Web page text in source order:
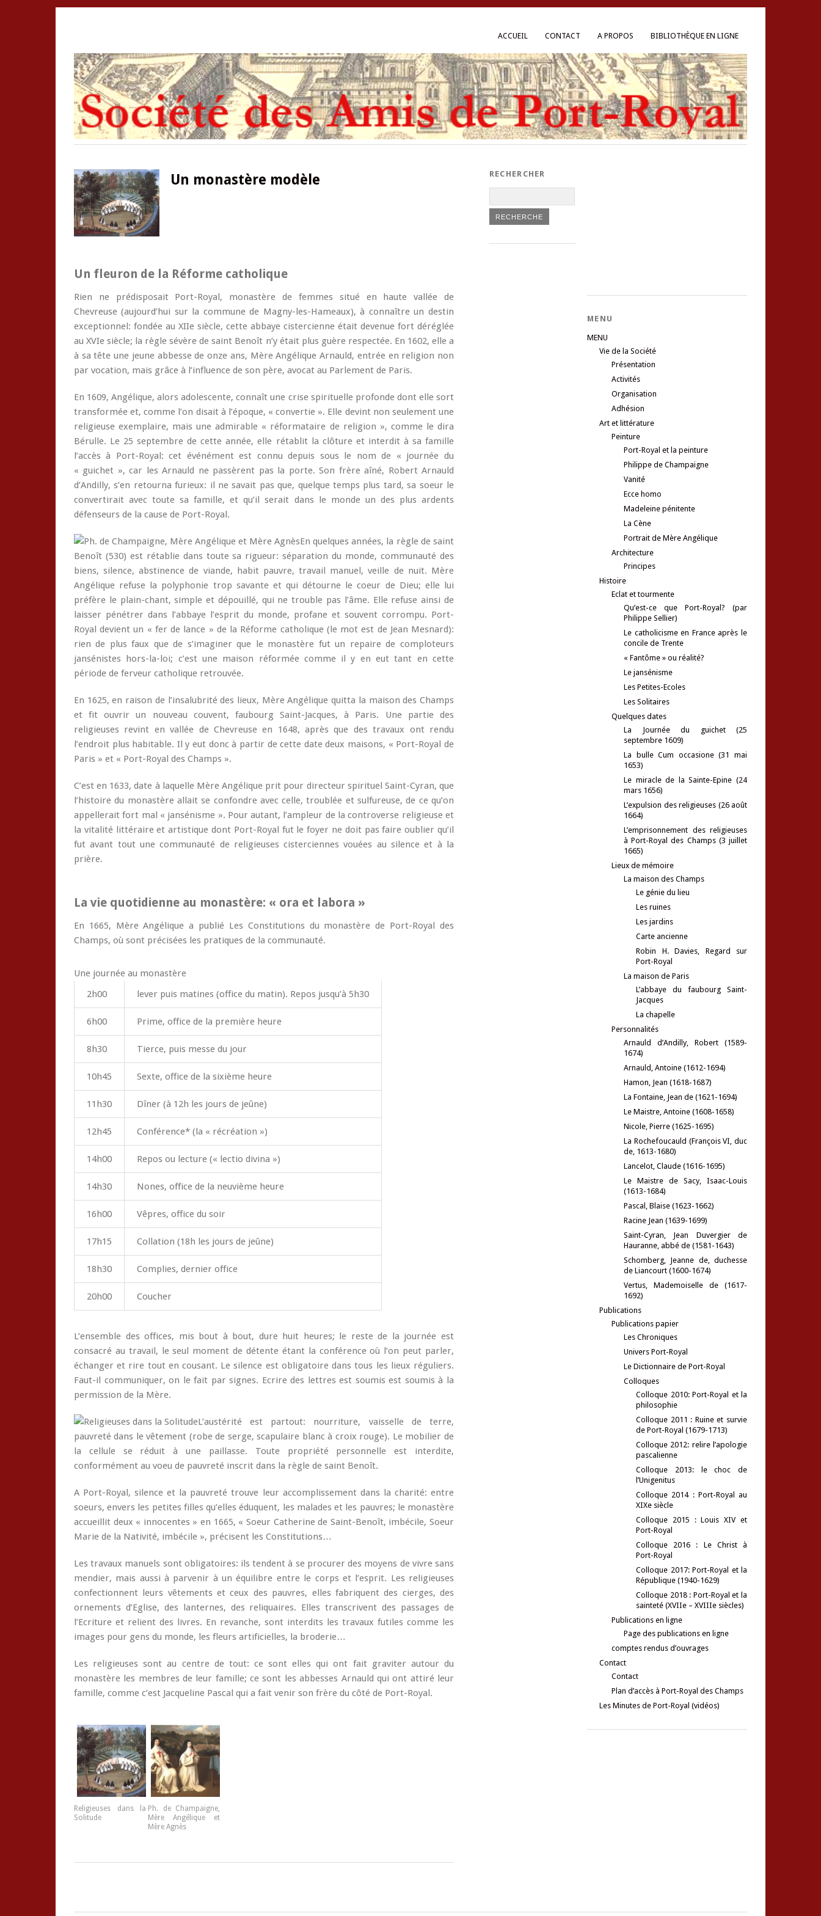
ACCUEIL CONTACT A PROPOS BIBLIOTHÈQUE EN LIGNE
Un monastère modèle
Un fleuron de la Réforme catholique
Rien ne prédisposait Port-Royal, monastère de femmes situé en haute vallée de
Chevreuse (aujourd’hui sur la commune de Magny-les-Hameaux), à connaître un destin
exceptionnel: fondée au XIIe siècle, cette abbaye cistercienne était devenue fort déréglée
au XVIe siècle; la règle sévère de saint Benoît n’y était plus guère respectée. En 1602, elle a
à sa tête une jeune abbesse de onze ans, Mère Angélique Arnauld, entrée en religion non
par vocation, mais grâce à l’influence de son père, avocat au Parlement de Paris.
En 1609, Angélique, alors adolescente, connaît une crise spirituelle profonde dont elle sort
transformée et, comme l’on disait à l’époque, « convertie ». Elle devint non seulement une
religieuse exemplaire, mais une admirable « réformataire de religion », comme le dira
Bérulle. Le 25 septembre de cette année, elle rétablit la clôture et interdit à sa famille
l’accès à Port-Royal: cet événément est connu depuis sous le nom de « journée du
« guichet », car les Arnauld ne passèrent pas la porte. Son frère aîné, Robert Arnauld
d’Andilly, s’en retourna furieux: il ne savait pas que, quelque temps plus tard, sa soeur le
convertirait avec toute sa famille, et qu’il serait dans le monde un des plus ardents
défenseurs de la cause de Port-Royal.
En quelques années, la règle de saint
Benoît (530) est rétablie dans toute sa rigueur: séparation du monde, communauté des
biens, silence, abstinence de viande, habit pauvre, travail manuel, veille de nuit. Mère
Angélique refuse la polyphonie trop savante et qui détourne le coeur de Dieu; elle lui
préfère le plain-chant, simple et dépouillé, qui ne trouble pas l’âme. Elle refuse ainsi de
laisser pénétrer dans l’abbaye l’esprit du monde, profane et souvent corrompu. Port-
Royal devient un « fer de lance » de la Réforme catholique (le mot est de Jean Mesnard):
rien de plus faux que de s’imaginer que le monastère fut un repaire de comploteurs
jansénistes hors-la-loi; c’est une maison réformée comme il y en eut tant en cette
période de ferveur catholique retrouvée.
En 1625, en raison de l’insalubrité des lieux, Mère Angélique quitta la maison des Champs
et fit ouvrir un nouveau couvent, faubourg Saint-Jacques, à Paris. Une partie des
religieuses revint en vallée de Chevreuse en 1648, après que des travaux ont rendu
l’endroit plus habitable. Il y eut donc à partir de cette date deux maisons, « Port-Royal de
Paris » et « Port-Royal des Champs ».
C’est en 1633, date à laquelle Mère Angélique prit pour directeur spirituel Saint-Cyran, que
l’histoire du monastère allait se confondre avec celle, troublée et sulfureuse, de ce qu’on
appellerait fort mal « jansénisme ». Pour autant, l’ampleur de la controverse religieuse et
la vitalité littéraire et artistique dont Port-Royal fut le foyer ne doit pas faire oublier qu’il
fut avant tout une communauté de religieuses cisterciennes vouées au silence et à la
prière.
La vie quotidienne au monastère: « ora et labora »
En 1665, Mère Angélique a publié Les Constitutions du monastère de Port-Royal des
Champs, où sont précisées les pratiques de la communauté.
Une journée au monastère
2h00
lever puis matines (office du matin). Repos jusqu’à 5h30
6h00 Prime, office de la première heure
8h30 Tierce, puis messe du jour
10h45 Sexte, office de la sixième heure
11h30 Dîner (à 12h les jours de jeûne)
12h45 Conférence* (la « récréation »)
14h00 Repos ou lecture (« lectio divina »)
14h30 Nones, office de la neuvième heure
16h00 Vêpres, office du soir
17h15 Collation (18h les jours de jeûne)
18h30 Complies, dernier office
20h00 Coucher
L’ensemble des offices, mis bout à bout, dure huit heures; le reste de la journée est
consacré au travail, le seul moment de détente étant la conférence où l’on peut parler,
échanger et rire tout en cousant. Le silence est obligatoire dans tous les lieux réguliers.
Faut-il communiquer, on le fait par signes. Ecrire des lettres est soumis est soumis à la
permission de la Mère.
L’austérité est partout: nourriture, vaisselle de terre,
pauvreté dans le vêtement (robe de serge, scapulaire blanc à croix rouge). Le mobilier de
la cellule se réduit à une paillasse. Toute propriété personnelle est interdite,
conformément au voeu de pauvreté inscrit dans la règle de saint Benoît.
A Port-Royal, silence et la pauvreté trouve leur accomplissement dans la charité: entre
soeurs, envers les petites filles qu’elles éduquent, les malades et les pauvres; le monastère
accueillit deux « innocentes » en 1665, « Soeur Catherine de Saint-Benoît, imbécile, Soeur
Marie de la Nativité, imbécile », précisent les Constitutions…
Les travaux manuels sont obligatoires: ils tendent à se procurer des moyens de vivre sans
mendier, mais aussi à parvenir à un équilibre entre le corps et l’esprit. Les religieuses
confectionnent leurs vêtements et ceux des pauvres, elles fabriquent des cierges, des
ornements d’Eglise, des lanternes, des reliquaires. Elles transcrivent des passages de
l’Ecriture et relient des livres. En revanche, sont interdits les travaux futiles comme les
images pour gens du monde, les fleurs artificielles, la broderie…
Les religieuses sont au centre de tout: ce sont elles qui ont fait graviter autour du
monastère les membres de leur famille; ce sont les abbesses Arnauld qui ont attiré leur
famille, comme c’est Jacqueline Pascal qui a fait venir son frère du côté de Port-Royal.
Religieuses dans la
Solitude
Ph. de Champaigne,
Mère Angélique et
Mère Agnès
RECHERCHER
MENU
MENU
Vie de la Société
Présentation
Activités
Organisation
Adhésion
Art et littérature
Peinture
Port-Royal et la peinture
Philippe de Champaigne
Vanité
Ecce homo
Madeleine pénitente
La Cène
Portrait de Mère Angélique
Architecture
Principes
Histoire
Eclat et tourmente
Qu’est-ce que Port-Royal? (par
Philippe Sellier)
Le catholicisme en France après le
concile de Trente
« Fantôme » ou réalité?
Le jansénisme
Les Petites-Ecoles
Les Solitaires
Quelques dates
La Journée du guichet (25
septembre 1609)
La bulle Cum occasione (31 mai
1653)
Le miracle de la Sainte-Epine (24
mars 1656)
L’expulsion des religieuses (26 août
1664)
L’emprisonnement des religieuses
à Port-Royal des Champs (3 juillet
1665)
Lieux de mémoire
La maison des Champs
Le génie du lieu
Les ruines
Les jardins
Carte ancienne
Robin H. Davies, Regard sur
Port-Royal
La maison de Paris
L’abbaye du faubourg Saint-
Jacques
La chapelle
Personnalités
Arnauld d’Andilly, Robert (1589-
1674)
Arnauld, Antoine (1612-1694)
Hamon, Jean (1618-1687)
La Fontaine, Jean de (1621-1694)
Le Maistre, Antoine (1608-1658)
Nicole, Pierre (1625-1695)
La Rochefoucauld (François VI, duc
de, 1613-1680)
Lancelot, Claude (1616-1695)
Le Maistre de Sacy, Isaac-Louis
(1613-1684)
Pascal, Blaise (1623-1662)
Racine Jean (1639-1699)
Saint-Cyran, Jean Duvergier de
Hauranne, abbé de (1581-1643)
Schomberg, Jeanne de, duchesse
de Liancourt (1600-1674)
Vertus, Mademoiselle de (1617-
1692)
Publications
Publications papier
Les Chroniques
Univers Port-Royal
Le Dictionnaire de Port-Royal
Colloques
Colloque 2010: Port-Royal et la
philosophie
Colloque 2011 : Ruine et survie
de Port-Royal (1679-1713)
Colloque 2012: relire l’apologie
pascalienne
Colloque 2013: le choc de
l’Unigenitus
Colloque 2014 : Port-Royal au
XIXe siècle
Colloque 2015 : Louis XIV et
Port-Royal
Colloque 2016 : Le Christ à
Port-Royal
Colloque 2017: Port-Royal et la
République (1940-1629)
Colloque 2018 : Port-Royal et la
sainteté (XVIIe – XVIIIe siècles)
Publications en ligne
Page des publications en ligne
comptes rendus d’ouvrages
Contact
Contact
Plan d’accès à Port-Royal des Champs
Les Minutes de Port-Royal (vidéos)